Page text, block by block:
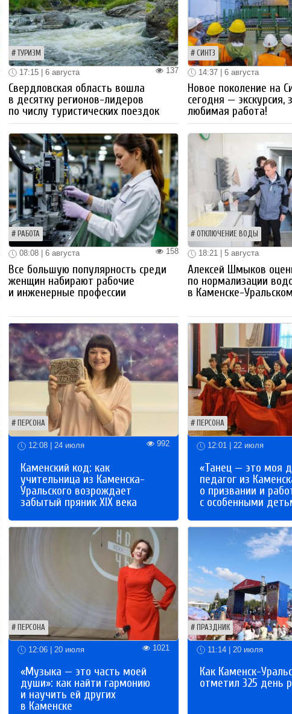
ТУРИЗМ
137
17:15 | 6 августа
Свердловская область вошла
в десятку регионов-лидеров
по числу туристических поездок
СИНТЗ
14:37 | 6 августа
Новое поколение на
сегодня — экскурсия,
любимая работа!
РАБОТА
158
08:08 | 6 августа
Все большую популярность среди
женщин набирают рабочие
и инженерные профессии
ОТКЛЮЧЕНИЕ ВОДЫ
18:21 | 5 августа
Алексей Шмыков
по нормализации
в Каменске-Уральском
ПЕРСОНА
12:08 | 24 июля 992
Каменский код: как
учительница из Каменска-
Уральского возрождает
забытый пряник XIX века
ПЕРСОНА
12:01 | 22 июля
«Танец — это моя
педагог из
о призвании и
с особенными
ПЕРСОНА
12:06 | 20 июля 1021
«Музыка — это часть моей
души»: как найти гармонию
и научить ей других
в Каменске
ПРАЗДНИК
11:14 | 20 июля
Как Каменск-
отметил 325 день